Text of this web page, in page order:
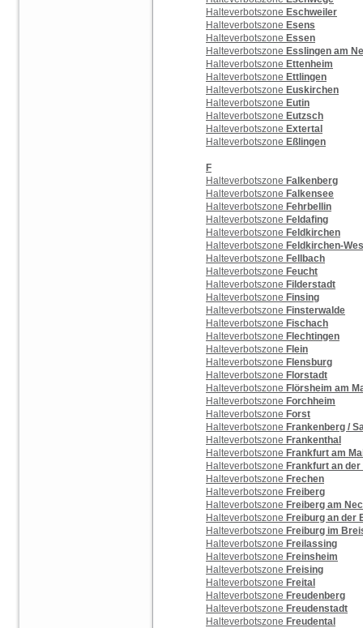
Halteverbotszone Eschweiler
Halteverbotszone Esens
Halteverbotszone Essen
Halteverbotszone Esslingen am
Halteverbotszone Ettenheim
Halteverbotszone Ettlingen
Halteverbotszone Euskirchen
Halteverbotszone Eutin
Halteverbotszone Eutzsch
Halteverbotszone Extertal
Halteverbotszone Eßlingen
F
Halteverbotszone Falkenberg
Halteverbotszone Falkensee
Halteverbotszone Fehrbellin
Halteverbotszone Feldafing
Halteverbotszone Feldkirchen
Halteverbotszone Feldkirchen-
Halteverbotszone Fellbach
Halteverbotszone Feucht
Halteverbotszone Filderstadt
Halteverbotszone Finsing
Halteverbotszone Finsterwalde
Halteverbotszone Fischach
Halteverbotszone Flechtingen
Halteverbotszone Flein
Halteverbotszone Flensburg
Halteverbotszone Florstadt
Halteverbotszone Flörsheim am
Halteverbotszone Forchheim
Halteverbotszone Forst
Halteverbotszone Frankenberg /
Halteverbotszone Frankenthal
Halteverbotszone Frankfurt am
Halteverbotszone Frankfurt an der
Halteverbotszone Frechen
Halteverbotszone Freiberg
Halteverbotszone Freiberg am
Halteverbotszone Freiburg an der
Halteverbotszone Freiburg im
Halteverbotszone Freilassing
Halteverbotszone Freinsheim
Halteverbotszone Freising
Halteverbotszone Freital
Halteverbotszone Freudenberg
Halteverbotszone Freudenstadt
Halteverbotszone Freudental